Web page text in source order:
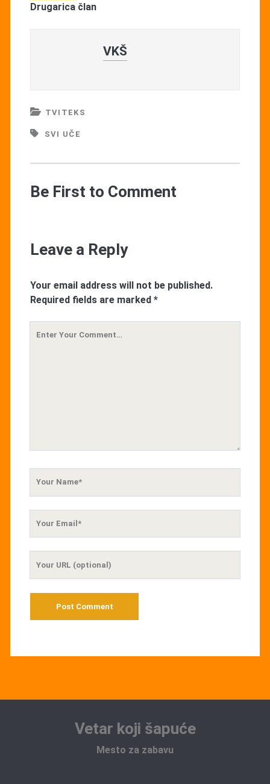
Drugarica član
VKŠ
TVITEKS
SVI UČE
Be First to Comment
Leave a Reply
Your email address will not be published.
Required fields are marked *
Vetar koji šapuće
Mesto za zabavu